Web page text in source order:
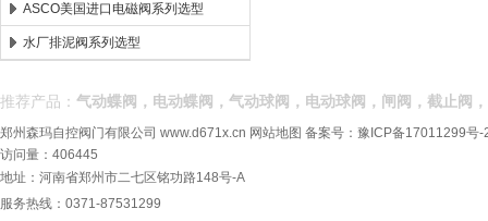
ASCO美国进口电磁阀系列选型
水厂排泥阀系列选型
推荐产品： 气动蝶阀，电动蝶阀，气动球阀，电动球阀，闸阀，截止阀
郑州森玛自控阀门有限公司 www.d671x.cn 网站地图 备案号： 豫ICP备17011299号-
访问量：406445
地址：河南省郑州市二七区铭功路148号-A
服务热线：0371-87531299